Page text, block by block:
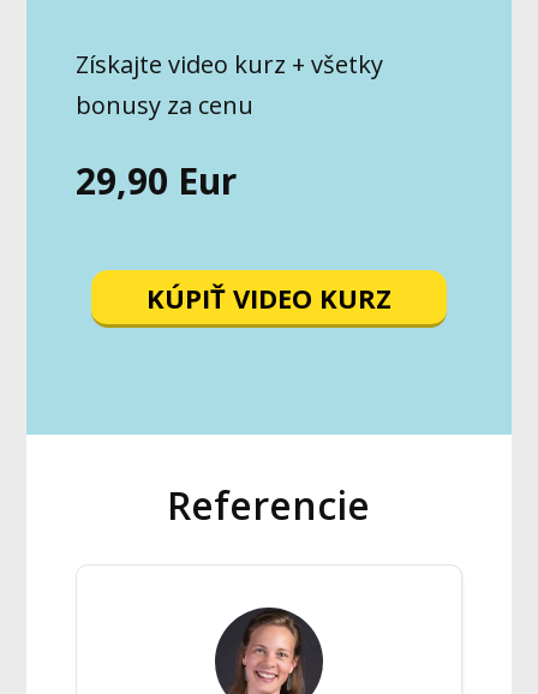
Získajte video kurz + všetky
bonusy za cenu
29,90 Eur
KÚPIŤ VIDEO KURZ
Referencie